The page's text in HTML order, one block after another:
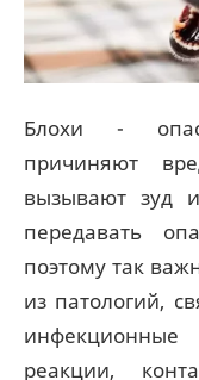
Блохи -
причиняют
вызывают зуд
передавать
поэтому так
из патологий,
инфекционные
реакции,